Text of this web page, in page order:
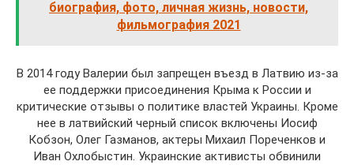
биография, фото, личная жизнь, новости,
фильмография 2021
В 2014 году Валерии был запрещен въезд в Латвию из-за
ее поддержки присоединения Крыма к России и
критические отзывы о политике властей Украины. Кроме
нее в латвийский черный список включены Иосиф
Кобзон, Олег Газманов, актеры Михаил Пореченков и
Иван Охлобыстин. Украинские активисты обвинили